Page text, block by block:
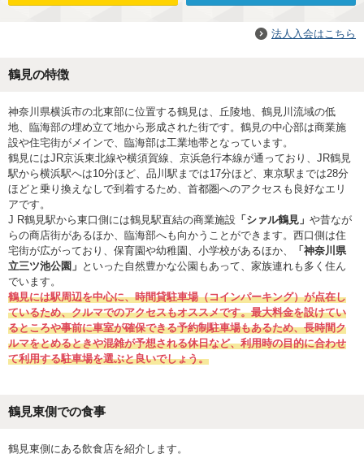
法人入会はこちら
鶴見の特徴
神奈川県横浜市の北東部に位置する鶴見は、丘陵地、鶴見川流域の低
地、臨海部の埋め立て地から形成された街です。鶴見の中心部は商業施
設や住宅街がメインで、臨海部は工業地帯となっています。
鶴見にはJR京浜東北線や横須賀線、京浜急行本線が通っており、JR鶴見
駅から横浜駅へは10分ほど、品川駅までは17分ほど、東京駅までは28分
ほどと乗り換えなしで到着するため、首都圏へのアクセスも良好なエリ
アです。
J R鶴見駅から東口側には鶴見駅直結の商業施設 「シァル鶴見」 や昔なが
らの商店街があるほか、臨海部へも向かうことができます。西口側は住
宅街が広がっており、保育園や幼稚園、小学校があるほか、
「神奈川県
立三ツ池公園」 といった自然豊かな公園もあって、家族連れも多く住ん
でいます。
鶴見には駅周辺を中心に、時間貸駐車場（コインパーキング）が点在し
ているため、クルマでのアクセスもオススメです。最大料金を設けてい
るところや事前に車室が確保できる予約制駐車場もあるため、長時間ク
ルマをとめるときや混雑が予想される休日など、利用時の目的に合わせ
て利用する駐車場を選ぶと良いでしょう。
鶴見東側での食事
鶴見東側にある飲食店を紹介します。